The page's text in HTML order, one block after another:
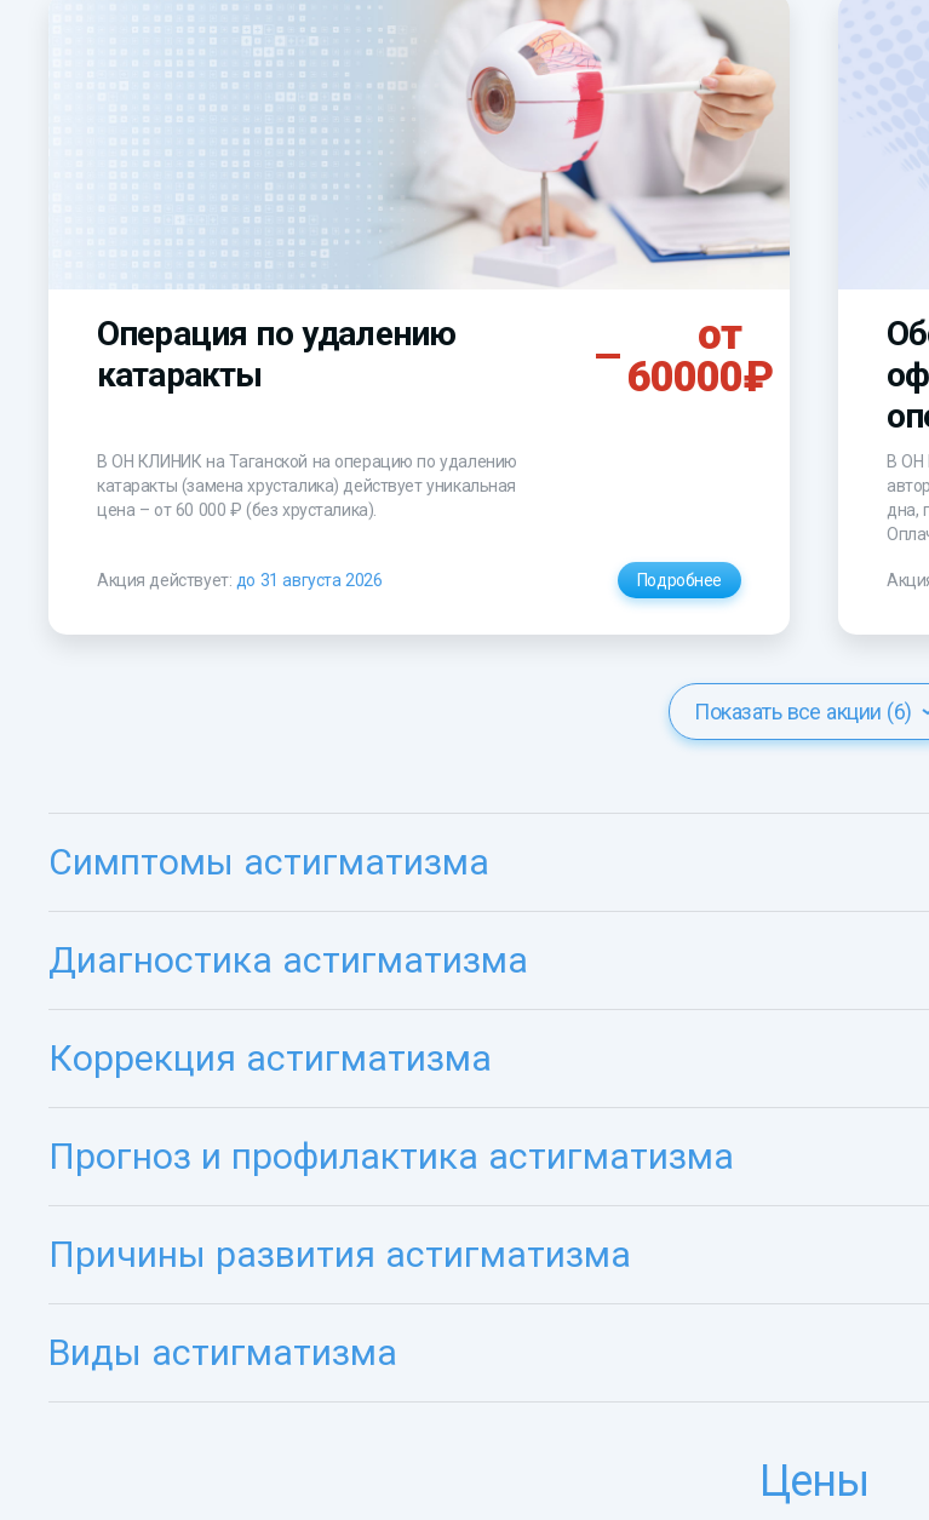
Операция по удалению
катаракты
от
60000₽
В ОН КЛИНИК на Таганской на операцию по удалению
катаракты (замена хрусталика) действует уникальная
цена – от 60 000 ₽ (без хрусталика).
Акция действует: до 31 августа 2026 Подробнее
В ОН
дна,
Показать все акции (6)
Симптомы астигматизма
Диагностика астигматизма
Коррекция астигматизма
Прогноз и профилактика астигматизма
Причины развития астигматизма
Виды астигматизма
Цены